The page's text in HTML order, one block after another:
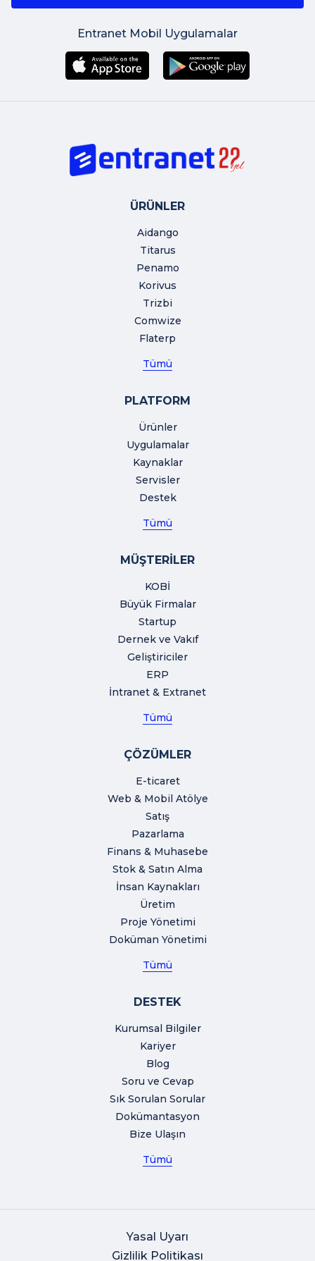
Entranet Mobil Uygulamalar
ÜRÜNLER
Aidango
Titarus
Penamo
Korivus
Trizbi
Comwize
Flaterp
Tümü
PLATFORM
Ürünler
Uygulamalar
Kaynaklar
Servisler
Destek
Tümü
MÜŞTERİLER
KOBİ
Büyük Firmalar
Startup
Dernek ve Vakıf
Geliştiriciler
ERP
İntranet & Extranet
Tümü
ÇÖZÜMLER
E-ticaret
Web & Mobil Atölye
Satış
Pazarlama
Finans & Muhasebe
Stok & Satın Alma
İnsan Kaynakları
Üretim
Proje Yönetimi
Doküman Yönetimi
Tümü
DESTEK
Kurumsal Bilgiler
Kariyer
Blog
Soru ve Cevap
Sık Sorulan Sorular
Dokümantasyon
Bize Ulaşın
Tümü
Yasal Uyarı
Gizlilik Politikası